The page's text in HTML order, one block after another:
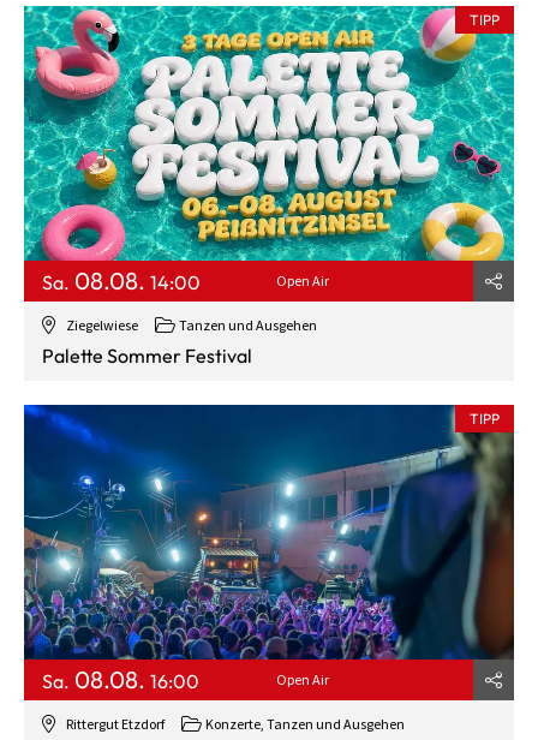
Ziegelwiese Tanzen und Ausgehen
TIPP
Sa. 08.08. 14:00 Open Air
Palette Sommer Festival
Rittergut Etzdorf Konzerte, Tanzen und Ausgehen
TIPP
Sa. 08.08. 16:00 Open Air